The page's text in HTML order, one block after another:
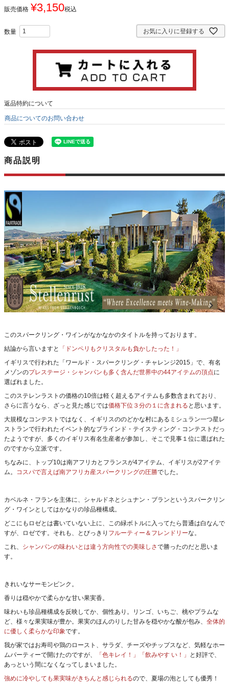
販売価格 ¥3,150税込
お気に入りに登録する
返品特約について
商品についてのお問い合わせ
商品説明
このスパークリング・ワインがなかなかのタイトルを持っております。
結論から言いますと
「ドンペリもクリスタルも負かしたった！」
イギリスで行われた「ワールド・スパークリング・チャレンジ2015」で、有名
メゾンのプレステージ・シャンパンも多く含んだ世界中の44アイテムの頂点に
選ばれました。
このステレンラストの価格の10倍は軽く超えるアイテムも多数含まれており、
さらに言うなら、ざっと見た感じでは価格下位３分の１に含まれる と思います。
大規模なコンテストではなく、イギリスののどかな村にあるミシュラン一つ星レ
ストランで行われたイベント的なブラインド・テイスティング・コンテストだっ
たようですが、多くのイギリス有名生産者が参加し、そこで見事１位に選ばれた
のですから立派です。
ちなみに、トップ10は南アフリカとフランスが4アイテム、イギリスが2アイテ
ム。 コスパで言えば南アフリカ産スパークリングの圧勝でした。
カベルネ・フランを主体に、シャルドネとシュナン・ブランというスパークリン
グ・ワインとしてはかなりの珍品種構成。
どこにもロゼとは書いていない上に、この緑ボトルに入ってたら普通は白なんで
すが、ロゼです。それも、とびっきり フルーティー＆フレンドリーな。
これ、 シャンパンの味わいとは違う方向性での美味しさで勝ったのだと思いま
す。
きれいなサーモンピンク。
香りは穏やかで柔らかな甘い果実香。
味わいも珍品種構成を反映してか、個性あり。リンゴ、いちご、桃やプラムな
ど、様々な果実味が豊か。果実のほんのりした甘みを穏やかな酸が包み、 全体的
に優しく柔らかな印象です。
我が家ではお寿司や鶏のロースト、サラダ、チーズやチップスなど、気軽なホー
ムパーティーで開けたのですが、
「色キレイ！」「飲みやす い！」
と好評で、
あっという間になくなってしまいました。
強めに冷やしても果実味がきちんと感じられるので、夏場の泡としても優秀！